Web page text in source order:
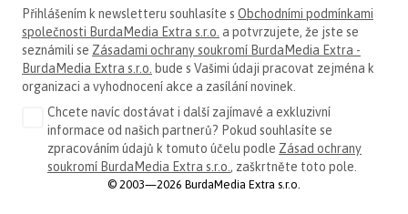
Přihlášením k newsletteru souhlasíte s Obchodními podmínkami
společnosti BurdaMedia Extra s.r.o. a potvrzujete, že jste se
seznámili se Zásadami ochrany soukromí BurdaMedia Extra -
BurdaMedia Extra s.r.o. bude s Vašimi údaji pracovat zejména k
organizaci a vyhodnocení akce a zasílání novinek.
Chcete navíc dostávat i další zajímavé a exkluzivní
informace od našich partnerů? Pokud souhlasíte se
zpracováním údajů k tomuto účelu podle Zásad ochrany
soukromí BurdaMedia Extra s.r.o. , zaškrtněte toto pole.
© 2003—2026 BurdaMedia Extra s.r.o.